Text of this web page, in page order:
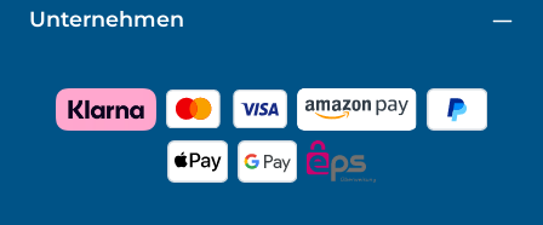
Unternehmen